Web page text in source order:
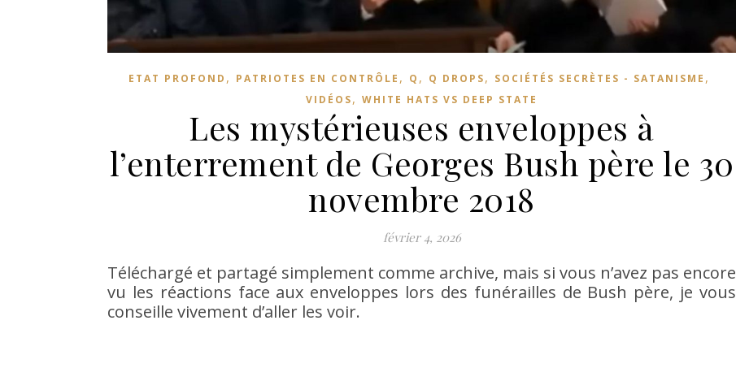
ETAT PROFOND , PATRIOTES EN CONTRÔLE , Q , Q DROPS, SOCIÉTÉS SECRÈTES - SATANISME ,
VIDÉOS, WHITE HATS VS DEEP STATE
Les mystérieuses enveloppes à
l’enterrement de Georges Bush père le 30
novembre 2018
février 4, 2026
Téléchargé et partagé simplement comme archive, mais si vous n’avez pas encore
vu les réactions face aux enveloppes lors des funérailles de Bush père, je vous
conseille vivement d’aller les voir.